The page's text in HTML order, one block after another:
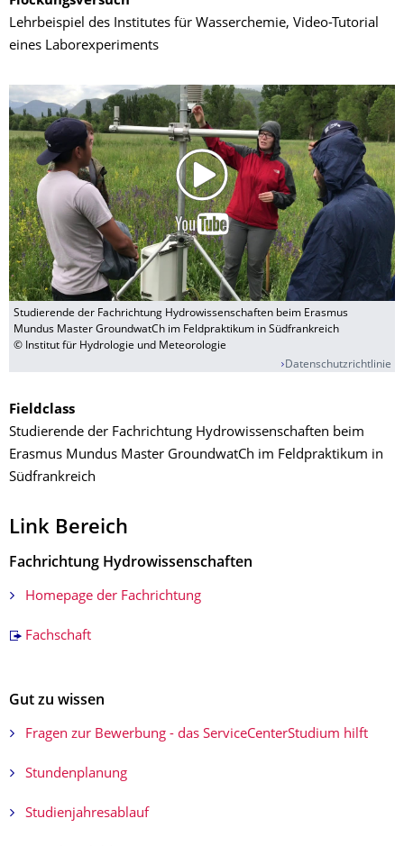
Lehrbeispiel des Institutes für Wasserchemie, Video-Tutorial
eines Laborexperiments
Studierende der Fachrichtung Hydrowissenschaften beim Erasmus
Mundus Master GroundwatCh im Feldpraktikum in Südfrankreich
© Institut für Hydrologie und Meteorologie
Datenschutzrichtlinie
Fieldclass
Studierende der Fachrichtung Hydrowissenschaften beim
Erasmus Mundus Master GroundwatCh im Feldpraktikum in
Südfrankreich
Link Bereich​
Fachrichtung Hydrowissenschaften
Homepage der Fachrichtung
Fachschaft
Gut zu wissen
Fragen zur Bewerbung - das ServiceCenterStudium hilft
Stundenplanung
Studienjahresablauf